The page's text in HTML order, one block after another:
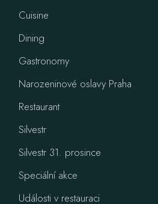
Cuisine
Dining
Gastronomy
Narozeninové oslavy Praha
Restaurant
Silvestr
Silvestr 31. prosince
Speciální akce
Události v restauraci